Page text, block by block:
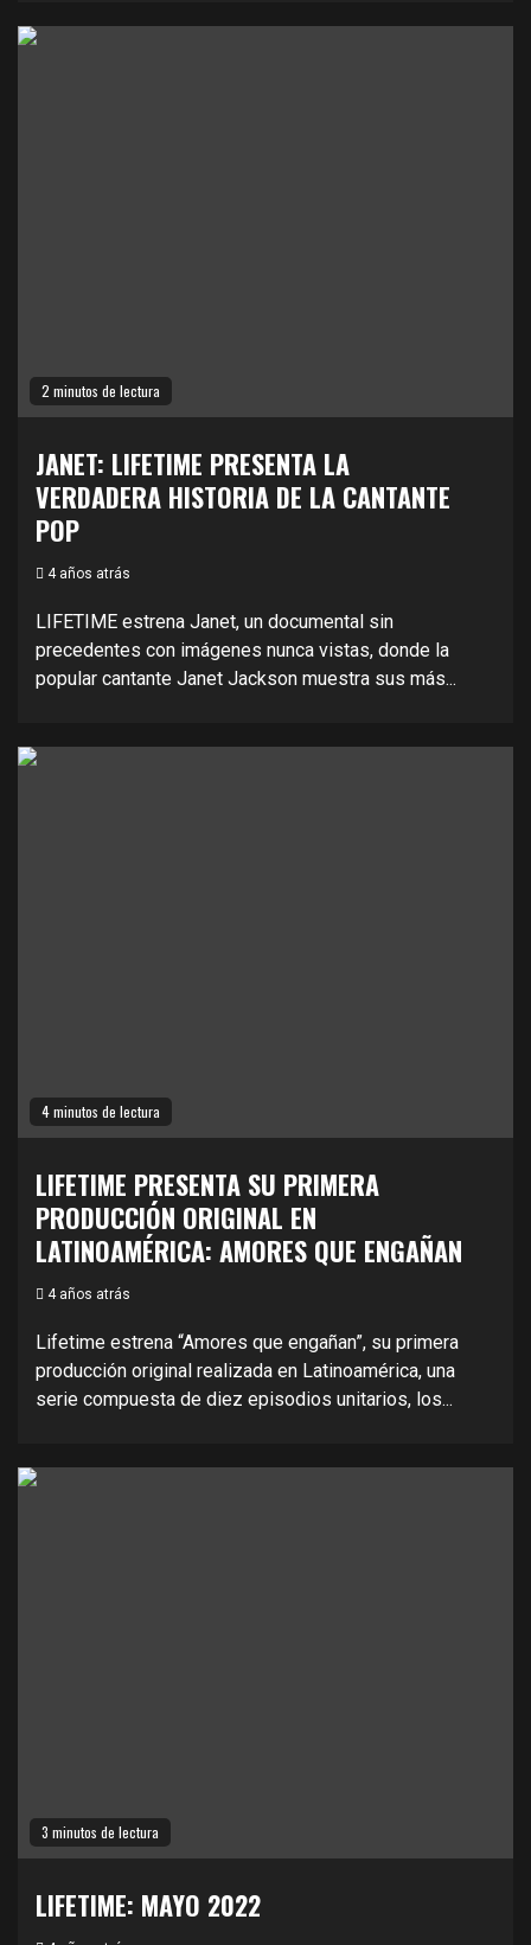
2 minutos de lectura
JANET: LIFETIME PRESENTA LA
VERDADERA HISTORIA DE LA CANTANTE
POP
4 años atrás
LIFETIME estrena Janet, un documental sin
precedentes con imágenes nunca vistas, donde la
popular cantante Janet Jackson muestra sus más...
4 minutos de lectura
LIFETIME PRESENTA SU PRIMERA
PRODUCCIÓN ORIGINAL EN
LATINOAMÉRICA: AMORES QUE ENGAÑAN
4 años atrás
Lifetime estrena “Amores que engañan”, su primera
producción original realizada en Latinoamérica, una
serie compuesta de diez episodios unitarios, los...
3 minutos de lectura
LIFETIME: MAYO 2022